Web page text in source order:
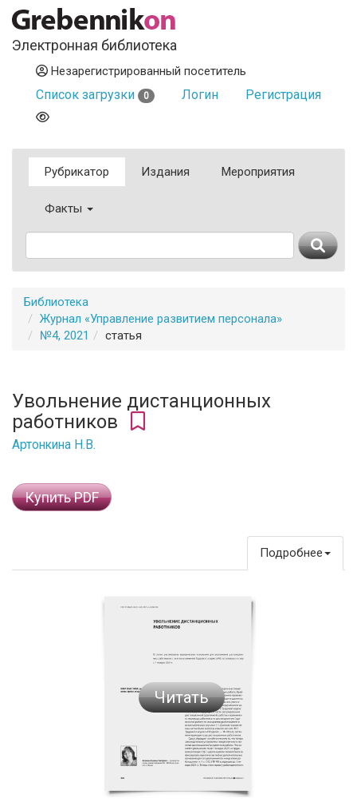
Электронная библиотека
Незарегистрированный посетитель
Список загрузки 0 Логин Регистрация
Рубрикатор Издания Мероприятия
Факты
Библиотека
Журнал «Управление развитием персонала»
№4, 2021
статья
Увольнение дистанционных
работников
Артонкина Н.В.
Купить PDF
Подробнее
Читать